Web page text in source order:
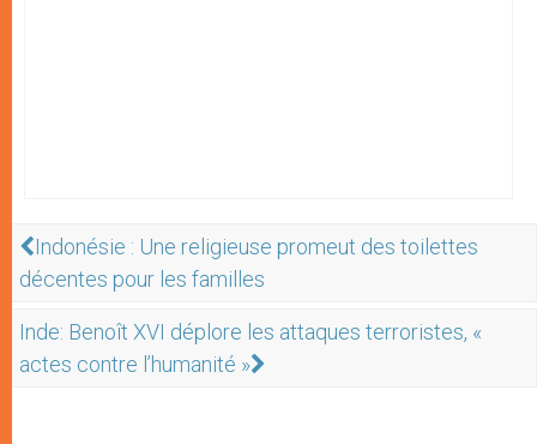
Indonésie : Une religieuse promeut des toilettes
décentes pour les familles
Inde: Benoît XVI déplore les attaques terroristes, «
actes contre l’humanité »